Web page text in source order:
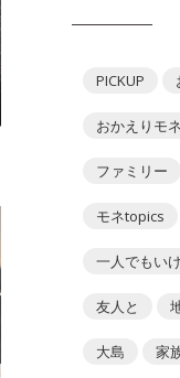
PICKUP
おかえりモ
ファミリー
モネtopics
一人でもい
友人と
大島 家